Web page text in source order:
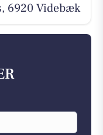
6920 Videbæk